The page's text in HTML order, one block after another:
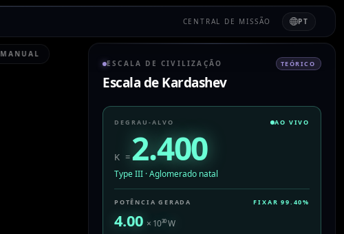
CENTRAL DE MISSÃO PT
MANUAL
ESCALA DE CIVILIZAÇÃO TEÓRICO
Escala de Kardashev
DEGRAU-ALVO AO VIVO
K =2.400
Type III ·Aglomerado natal
POTÊNCIA GERADA FIXAR 99.40%
4.00 × 10³⁰W